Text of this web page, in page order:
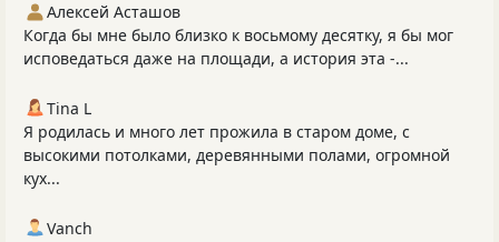
Алексей Асташов
Когда бы мне было близко к восьмому десятку, я бы мог
исповедаться даже на площади, а история эта -...
Tina L
Я родилась и много лет прожила в старом доме, с
высокими потолками, деревянными полами, огромной
кух...
Vanch